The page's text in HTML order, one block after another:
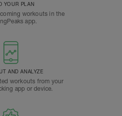
YOUR PLAN
workouts in the
app.
AND ANALYZE
workouts from your
app or device.